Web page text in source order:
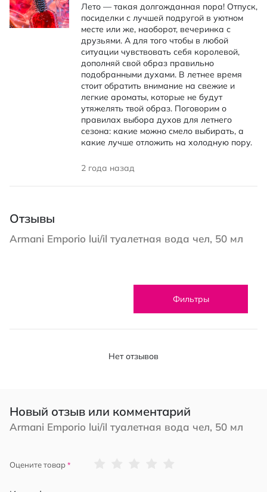
Лето — такая долгожданная пора! Отпуск,
посиделки с лучшей подругой в уютном
месте или же, наоборот, вечеринка с
друзьями. А для того чтобы в любой
ситуации чувствовать себя королевой,
дополняй свой образ правильно
подобранными духами. В летнее время
стоит обратить внимание на свежие и
легкие ароматы, которые не будут
утяжелять твой образ. Поговорим о
правилах выбора духов для летнего
сезона: какие можно смело выбирать, а
какие лучше отложить на холодную пору.
2 года назад
Отзывы
Armani Emporio lui/il туалетная вода чел, 50 мл
Фильтры
Нет отзывов
Новый отзыв или комментарий
Armani Emporio lui/il туалетная вода чел, 50 мл
Оцените товар